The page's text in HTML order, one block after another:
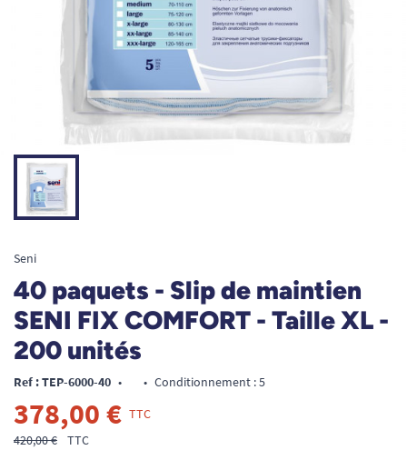
Seni
40 paquets - Slip de maintien
SENI FIX COMFORT - Taille XL -
200 unités
Ref : TEP-6000-40 • • Conditionnement : 5
378,00 € TTC
420,00 €
TTC